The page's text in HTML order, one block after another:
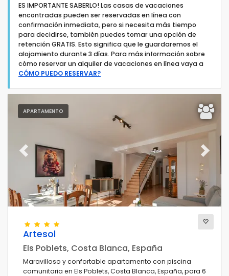
Tipo de alojamiento
Personas
Dormitorios
Cuartos de baño
Servicios populares
Condiciones
ES IMPORTANTE SABERLO! Las casas de vacaciones
encontradas pueden ser reservadas en línea con
confirmación inmediata, pero si necesita más tiempo
para decidirse, también puedes tomar una opción de
retención GRATIS. Esto significa que le guardaremos el
alojamiento durante 3 días. Para más información sobre
cómo reservar un alquiler de vacaciones en línea vaya a
CÓMO PUEDO RESERVAR?
APARTAMENTO
Previous Next
Artesol
Els Poblets, Costa Blanca, España
Maravilloso y confortable apartamento con piscina
comunitaria en Els Poblets, Costa Blanca, España, para 6